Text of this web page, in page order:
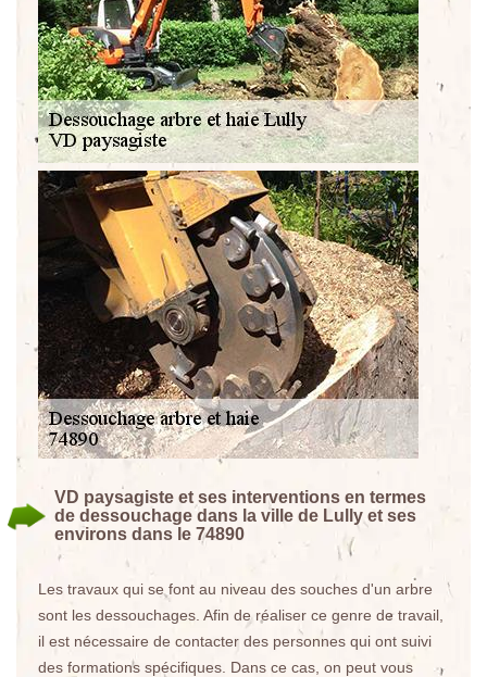
VD paysagiste et ses interventions en termes
de dessouchage dans la ville de Lully et ses
environs dans le 74890
Les travaux qui se font au niveau des souches d'un arbre
sont les dessouchages. Afin de réaliser ce genre de travail,
il est nécessaire de contacter des personnes qui ont suivi
des formations spécifiques. Dans ce cas, on peut vous